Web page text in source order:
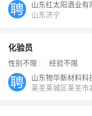
山东红太阳酒业有
山东济宁
化验员
性别不限 经验不限
山东物华新材料科
莱芜莱城区莱芜